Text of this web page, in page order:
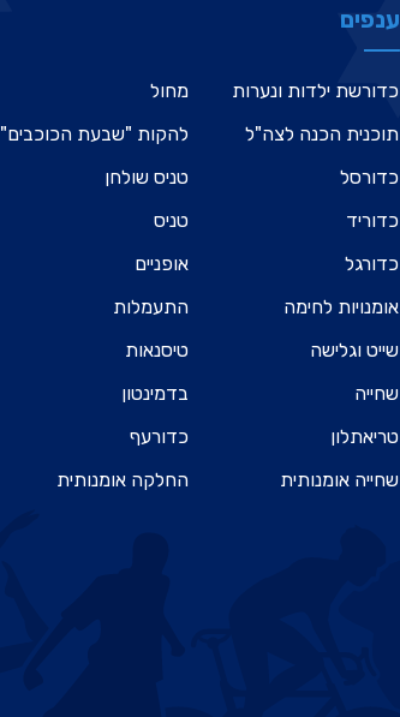
ענפים
כדורשת ילדות ונערות
תוכנית הכנה לצה"ל
כדורסל
כדוריד
כדורגל
אומנויות לחימה
שייט וגלישה
שחייה
טריאתלון
שחייה אומנותית
מחול
להקות "שבעת הכוכבים"
טניס שולחן
טניס
אופניים
התעמלות
טיסנאות
בדמינטון
כדורעף
החלקה אומנותית